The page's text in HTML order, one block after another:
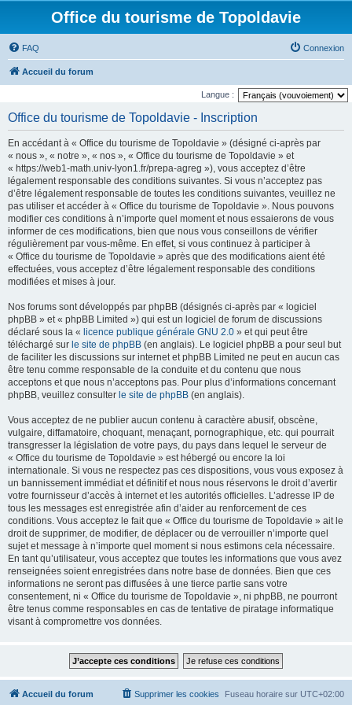
Office du tourisme de Topoldavie
FAQ Connexion
Accueil du forum
Langue :
Office du tourisme de Topoldavie - Inscription
En accédant à « Office du tourisme de Topoldavie » (désigné ci-après par
« nous », « notre », « nos », « Office du tourisme de Topoldavie » et
« https://web1-math.univ-lyon1.fr/prepa-agreg »), vous acceptez d’être
légalement responsable des conditions suivantes. Si vous n’acceptez pas
d’être légalement responsable de toutes les conditions suivantes, veuillez ne
pas utiliser et accéder à « Office du tourisme de Topoldavie ». Nous pouvons
modifier ces conditions à n’importe quel moment et nous essaierons de vous
informer de ces modifications, bien que nous vous conseillons de vérifier
régulièrement par vous-même. En effet, si vous continuez à participer à
« Office du tourisme de Topoldavie » après que des modifications aient été
effectuées, vous acceptez d’être légalement responsable des conditions
modifiées et mises à jour.
Nos forums sont développés par phpBB (désignés ci-après par « logiciel
phpBB » et « phpBB Limited ») qui est un logiciel de forum de discussions
déclaré sous la « licence publique générale GNU 2.0 » et qui peut être
téléchargé sur le site de phpBB (en anglais). Le logiciel phpBB a pour seul but
de faciliter les discussions sur internet et phpBB Limited ne peut en aucun cas
être tenu comme responsable de la conduite et du contenu que nous
acceptons et que nous n’acceptons pas. Pour plus d’informations concernant
phpBB, veuillez consulter le site de phpBB (en anglais).
Vous acceptez de ne publier aucun contenu à caractère abusif, obscène,
vulgaire, diffamatoire, choquant, menaçant, pornographique, etc. qui pourrait
transgresser la législation de votre pays, du pays dans lequel le serveur de
« Office du tourisme de Topoldavie » est hébergé ou encore la loi
internationale. Si vous ne respectez pas ces dispositions, vous vous exposez à
un bannissement immédiat et définitif et nous nous réservons le droit d’avertir
votre fournisseur d’accès à internet et les autorités officielles. L’adresse IP de
tous les messages est enregistrée afin d’aider au renforcement de ces
conditions. Vous acceptez le fait que « Office du tourisme de Topoldavie » ait le
droit de supprimer, de modifier, de déplacer ou de verrouiller n’importe quel
sujet et message à n’importe quel moment si nous estimons cela nécessaire.
En tant qu’utilisateur, vous acceptez que toutes les informations que vous avez
renseignées soient enregistrées dans notre base de données. Bien que ces
informations ne seront pas diffusées à une tierce partie sans votre
consentement, ni « Office du tourisme de Topoldavie », ni phpBB, ne pourront
être tenus comme responsables en cas de tentative de piratage informatique
visant à compromettre vos données.
Accueil du forum Fuseau horaire sur UTC+02:00
Supprimer les cookies